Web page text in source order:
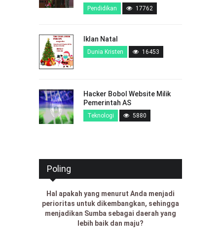
Pendidikan 17762
Iklan Natal
Dunia Kristen 16453
Hacker Bobol Website Milik
Pemerintah AS
Teknologi 5880
Poling
Hal apakah yang menurut Anda menjadi
perioritas untuk dikembangkan, sehingga
menjadikan Sumba sebagai daerah yang
lebih baik dan maju?